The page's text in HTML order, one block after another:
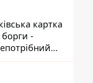
картка
борги -